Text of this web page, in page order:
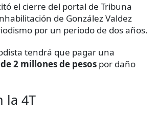
el cierre del portal de Tribuna
de González Valdez
por un periodo de dos años.
tendrá que pagar una
2 millones de pesos por daño
la 4T